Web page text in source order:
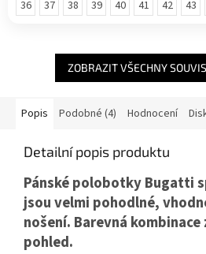
36 37 38 39 40 41 42 43
ZOBRAZIT VŠECHNY
Popis Podobné (4) Hodnocení
Detailní popis produktu
Pánské polobotky Bugatti
jsou velmi pohodlné,
nošení. Barevná
pohled.